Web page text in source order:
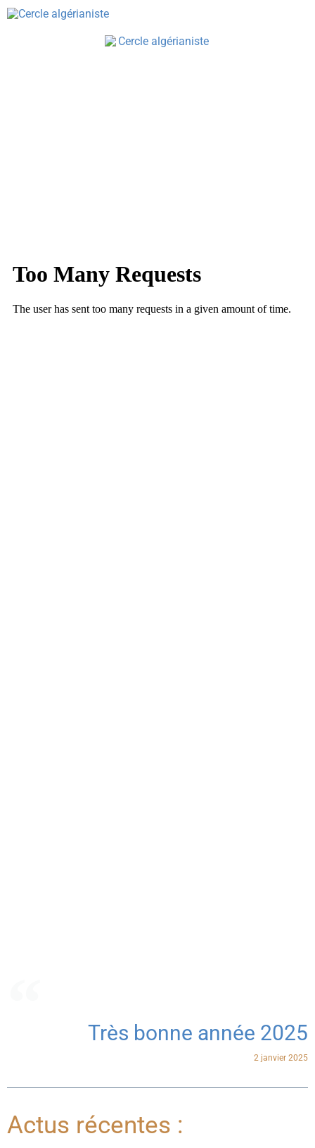
Très bonne année 2025
2 janvier 2025
Actus récentes :